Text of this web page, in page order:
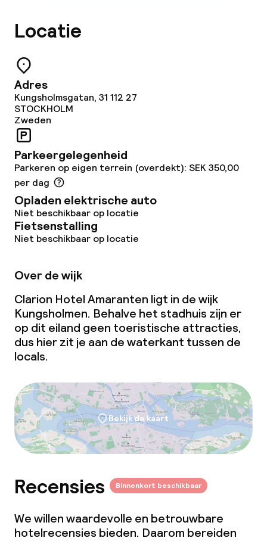
Zakelijke faciliteiten
Conferentieruimte
Vergaderruimte
Beleid
Overal rookvrij
Locatie
Adres
Kungsholmsgatan, 31 112 27
STOCKHOLM
Zweden
Parkeergelegenheid
Parkeren op eigen terrein (overdekt): SEK 350,00
per dag
Opladen elektrische auto
Niet beschikbaar op locatie
Fietsenstalling
Niet beschikbaar op locatie
Over de wijk
Clarion Hotel Amaranten ligt in de wijk
Kungsholmen. Behalve het stadhuis zijn er
op dit eiland geen toeristische attracties,
dus hier zit je aan de waterkant tussen de
locals.
Bekijk de kaart
Recensies Binnenkort beschikbaar
We willen waardevolle en betrouwbare
hotelrecensies bieden. Daarom bereiden